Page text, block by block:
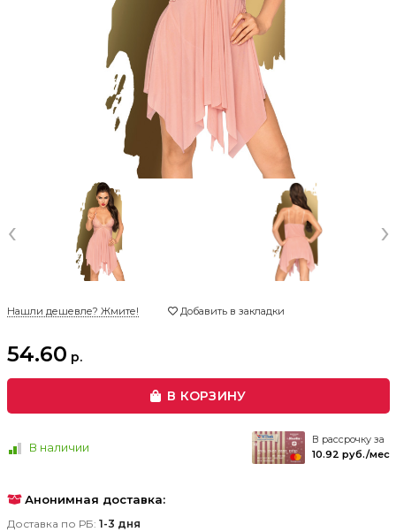
‹ ›
Нашли дешевле? Жмите! Добавить в закладки
54.60 р.
В КОРЗИНУ
В наличии
В рассрочку за
10.92 руб./мес
Анонимная доставка:
Доставка по РБ: 1-3 дня